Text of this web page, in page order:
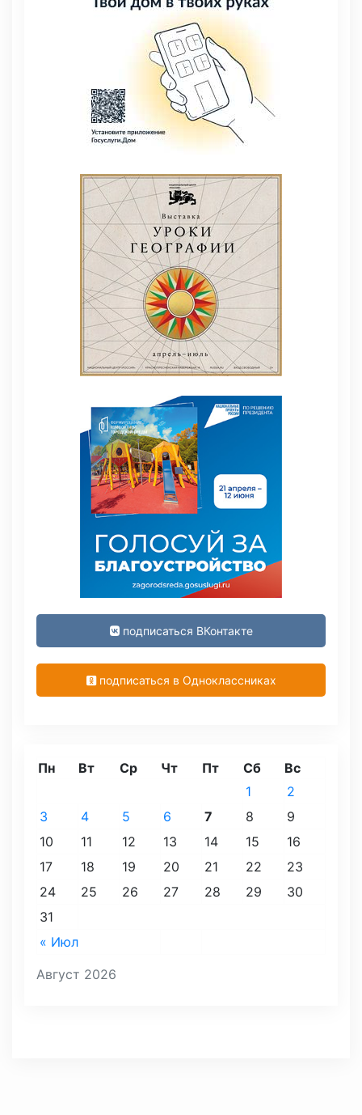
подписаться ВКонтакте
подписаться в Одноклассниках
Август 2026
Пн Вт Ср Чт Пт Сб Вс
« Июл
1
2
3
4 5 6 7 8
9
10
11 12 13 14 15
16
17
18 19 20 21 22
23
24
25 26 27 28 29
30
31